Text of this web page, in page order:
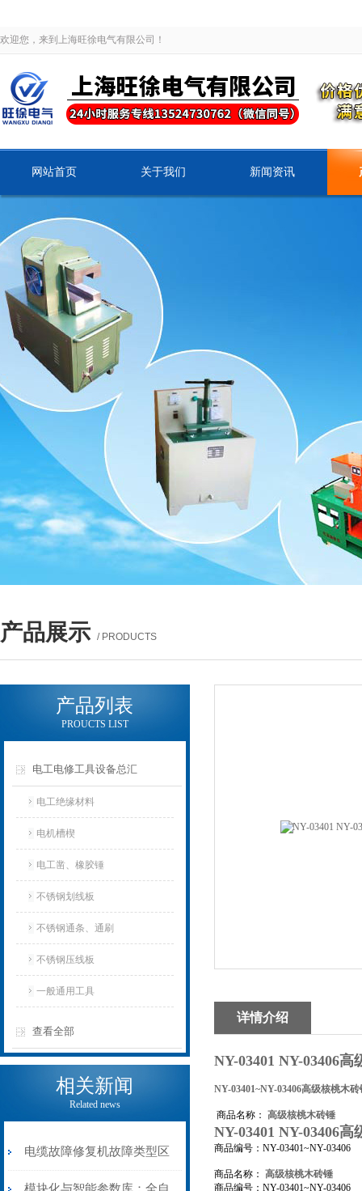
欢迎您，来到上海旺徐电气有限公司！
网站首页 关于我们 新闻资讯
产品展示 / PRODUCTS
产品列表
PROUCTS LIST
电工电修工具设备总汇
电工绝缘材料
电机槽楔
电工凿、橡胶锤
不锈钢划线板
不锈钢通条、通刷
不锈钢压线板
一般通用工具
查看全部
相关新闻
Related news
电缆故障修复机故障类型区
分指南：从“绝缘电
详情介绍
NY-03401 NY-03406
NY-03401~NY-03406高级核桃木砖
商品名称： 高级核桃木砖锤
NY-03401 NY-03406
商品编号：NY-03401~NY-03406
商品名称： 高级核桃木砖锤
商品编号：NY-03401~NY-03406